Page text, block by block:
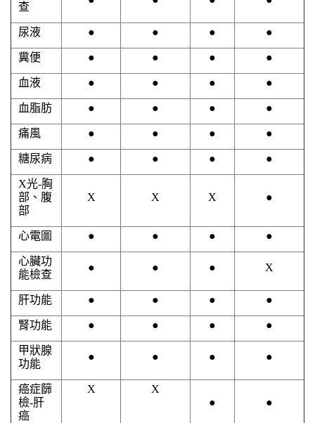
查
尿液 ● ● ● ●
糞便 ● ● ● ●
血液 ● ● ● ●
血脂肪 ● ● ● ●
痛風 ● ● ● ●
糖尿病 ● ● ● ●
X光-胸
部、腹
部
X X X ●
心電圖 ● ● ● ●
心臟功
能檢查
● ● ● X
肝功能 ● ● ● ●
腎功能 ● ● ● ●
甲狀腺
功能
● ● ● ●
癌症篩
檢-肝
癌
X
X
●
●